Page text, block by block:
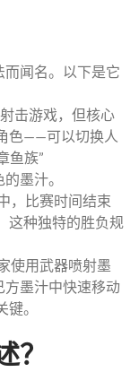
而闻名。以下是它
击游戏，但核心
色——可以切换人
鱼族”
墨汁。
，比赛时间结束
这种独特的胜负规
使用武器喷射墨
方墨汁中快速移动
。
？